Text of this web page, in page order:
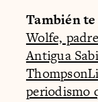
También
Wolfe,
Antigua
Thompson
periodismo